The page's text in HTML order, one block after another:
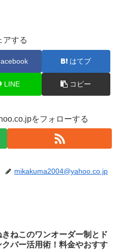
アする
はてブ
LINE コピー
をフォローする
mikakuma2004@yahoo.co.jp
きねこのワンオーダー制とド
クバー活用術！料金やおすす